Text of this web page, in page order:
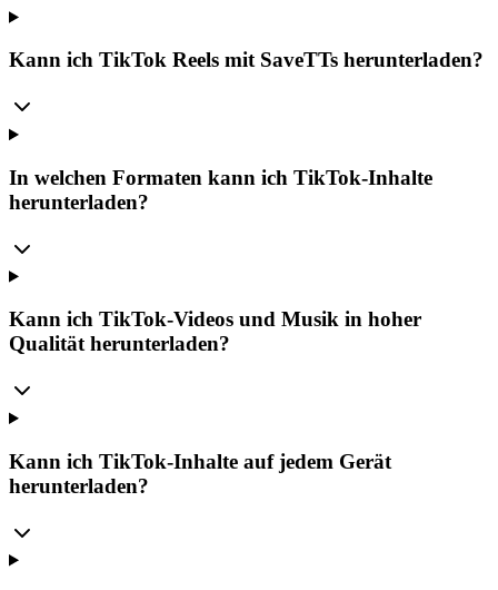
Kann ich TikTok Reels mit SaveTTs herunterladen?
In welchen Formaten kann ich TikTok-Inhalte
herunterladen?
Kann ich TikTok-Videos und Musik in hoher
Qualität herunterladen?
Kann ich TikTok-Inhalte auf jedem Gerät
herunterladen?